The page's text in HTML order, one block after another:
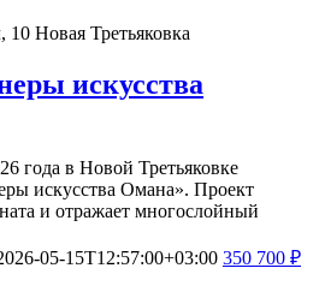
10 Новая Третьяковка
искусства
года в Новой Третьяковке
искусства Омана». Проект
и отражает многослойный
05-15T12:57:00+03:00 350 700 ₽